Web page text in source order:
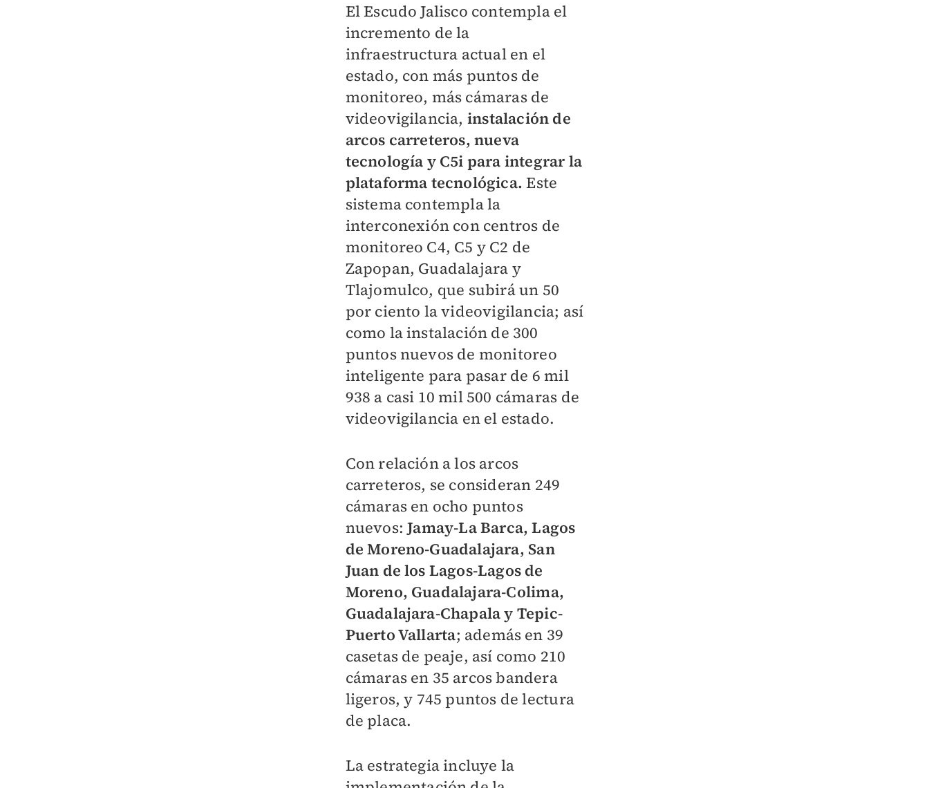
El Escudo Jalisco contempla el
incremento de la
infraestructura actual en el
estado, con más puntos de
monitoreo, más cámaras de
videovigilancia, instalación de
arcos carreteros, nueva
tecnología y C5i para integrar la
plataforma tecnológica. Este
sistema contempla la
interconexión con centros de
monitoreo C4, C5 y C2 de
Zapopan, Guadalajara y
Tlajomulco, que subirá un 50
por ciento la videovigilancia; así
como la instalación de 300
puntos nuevos de monitoreo
inteligente para pasar de 6 mil
938 a casi 10 mil 500 cámaras de
videovigilancia en el estado.
Con relación a los arcos
carreteros, se consideran 249
cámaras en ocho puntos
nuevos:Jamay-La Barca, Lagos
de Moreno-Guadalajara, San
Juan de los Lagos-Lagos de
Moreno, Guadalajara-Colima,
Guadalajara-Chapala y Tepic-
Puerto Vallarta; además en 39
casetas de peaje, así como 210
cámaras en 35 arcos bandera
ligeros, y 745 puntos de lectura
de placa.
La estrategia incluye la